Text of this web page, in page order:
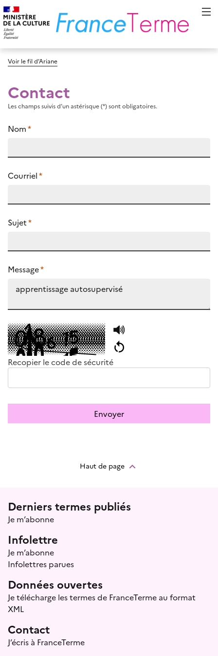
Voir le fil d’Ariane
Contact
Les champs suivis d’un astérisque (*) sont obligatoires.
Nom*
Courriel*
Sujet*
Message*
Recopier le code de sécurité
Envoyer
Haut de page
Menu prefooter
Derniers termes publiés
Je m’abonne
Infolettre
Je m’abonne
Infolettres parues
Données ouvertes
Je télécharge les termes de FranceTerme au format
XML
Contact
J’écris à FranceTerme